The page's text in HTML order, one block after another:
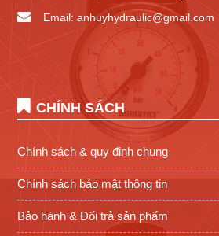
Email: anhuyhydraulic@gmail.com
CHÍNH SÁCH
Chính sách & quy định chung
Chính sách bảo mật thông tin
Bảo hành & Đổi trả sản phẩm